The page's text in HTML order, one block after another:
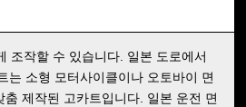
조작할 수 있습니다. 일본 도로에서
는 소형 모터사이클이나 오토바이 면
제작된 고카트입니다. 일본 운전 면